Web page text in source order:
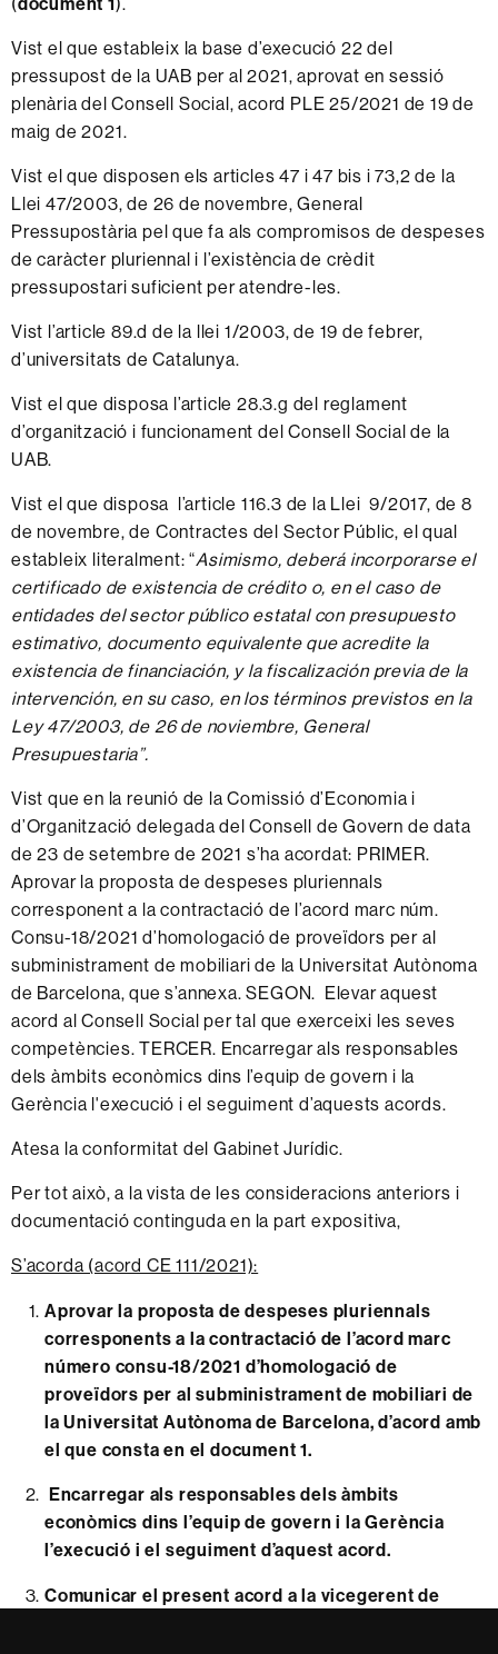
Vist el que estableix la base d’execució 22 del
pressupost de la UAB per al 2021, aprovat en sessió
plenària del Consell Social, acord PLE 25/2021 de 19 de
maig de 2021.
Vist el que disposen els articles 47 i 47 bis i 73,2 de la
Llei 47/2003, de 26 de novembre, General
Pressupostària pel que fa als compromisos de despeses
de caràcter pluriennal i l’existència de crèdit
pressupostari suficient per atendre-les.
Vist l’article 89.d de la llei 1/2003, de 19 de febrer,
d’universitats de Catalunya.
Vist el que disposa l’article 28.3.g del reglament
d’organització i funcionament del Consell Social de la
UAB.
Vist el que disposa l’article 116.3 de la Llei 9/2017, de 8
de novembre, de Contractes del Sector Públic, el qual
estableix literalment: “Asimismo, deberá incorporarse el
certificado de existencia de crédito o, en el caso de
entidades del sector público estatal con presupuesto
estimativo, documento equivalente que acredite la
existencia de financiación, y la fiscalización previa de la
intervención, en su caso, en los términos previstos en la
Ley 47/2003, de 26 de noviembre, General
Presupuestaria”.
Vist que en la reunió de la Comissió d’Economia i
d’Organització delegada del Consell de Govern de data
de 23 de setembre de 2021 s’ha acordat: PRIMER.
Aprovar la proposta de despeses pluriennals
corresponent a la contractació de l’acord marc núm.
Consu-18/2021 d’homologació de proveïdors per al
subministrament de mobiliari de la Universitat Autònoma
de Barcelona, que s’annexa. SEGON. Elevar aquest
acord al Consell Social per tal que exerceixi les seves
competències. TERCER. Encarregar als responsables
dels àmbits econòmics dins l’equip de govern i la
Gerència l'execució i el seguiment d’aquests acords.
Atesa la conformitat del Gabinet Jurídic.
Per tot això, a la vista de les consideracions anteriors i
documentació continguda en la part expositiva,
S’acorda (acord CE 111/2021):
Aprovar la proposta de despeses pluriennals
corresponents a la contractació de l’acord marc
número consu-18/2021 d’homologació de
proveïdors per al subministrament de mobiliari de
la Universitat Autònoma de Barcelona, d’acord amb
el que consta en el document 1.
Encarregar als responsables dels àmbits
econòmics dins l’equip de govern i la Gerència
l’execució i el seguiment d’aquest acord.
Comunicar el present acord a la vicegerent de